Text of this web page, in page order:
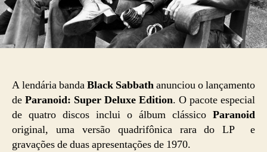
A lendária bandaBlack Sabbathanunciou o lançamento
de Paranoid: Super Deluxe Edition. O pacote especial
de quatro discos inclui o álbum clássico Paranoid
original, uma versão quadrifônica rara do LP e
gravações de duas apresentações de 1970.